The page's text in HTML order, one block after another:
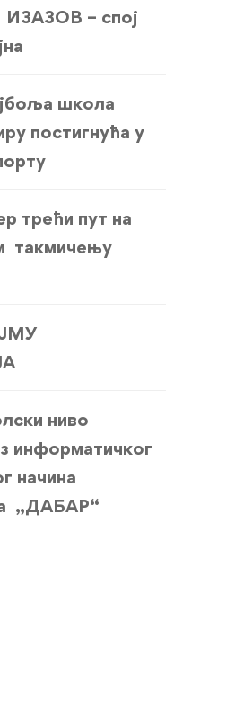
– спој
школа
постигнућа у
трећи пут на
такмичењу
ниво
информатичког
начина
„ДАБАР“